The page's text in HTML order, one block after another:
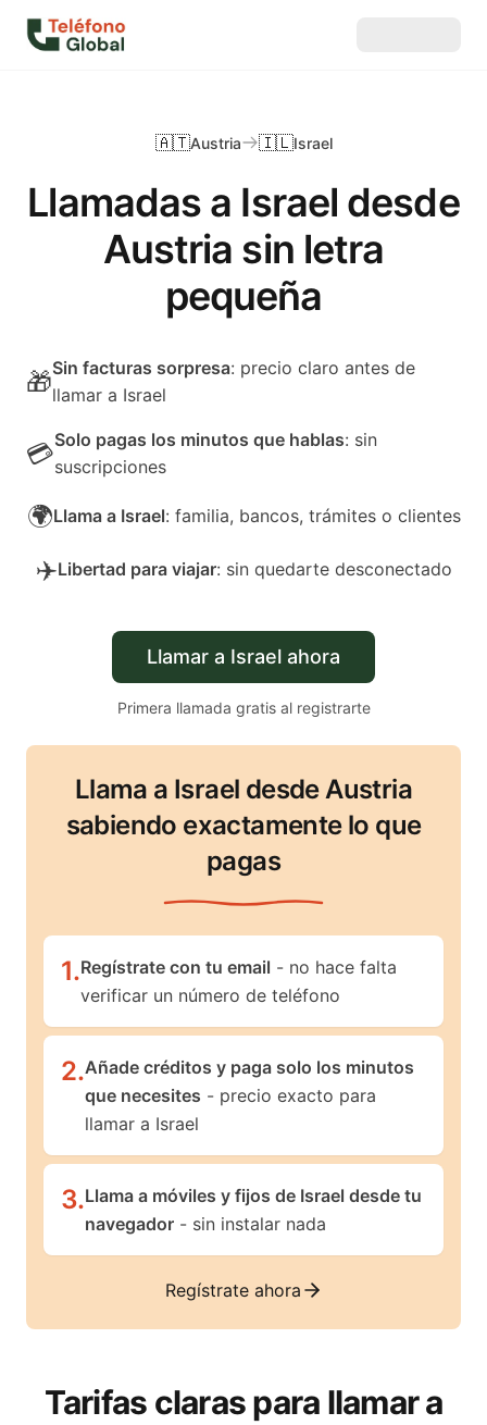
Llamadas a Israel desde
Austria sin letra
pequeña
🇦🇹Austria 🇮🇱Israel
🎁Sin facturas sorpresa: precio claro antes de
llamar a Israel
💳Solo pagas los minutos que hablas: sin
suscripciones
🌍Llama a Israel: familia, bancos, trámites o clientes
✈️Libertad para viajar: sin quedarte desconectado
Llamar a Israel ahora
Primera llamada gratis al registrarte
Llama a Israel desde Austria
sabiendo exactamente lo que
pagas
1.Regístrate con tu email - no hace falta
verificar un número de teléfono
2.Añade créditos y paga solo los minutos
que necesites - precio exacto para
llamar a Israel
3.Llama a móviles y fijos de Israel desde tu
navegador - sin instalar nada
Regístrate ahora
Tarifas claras para llamar a